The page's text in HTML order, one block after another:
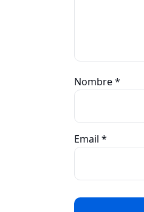
Nombre*
Email *